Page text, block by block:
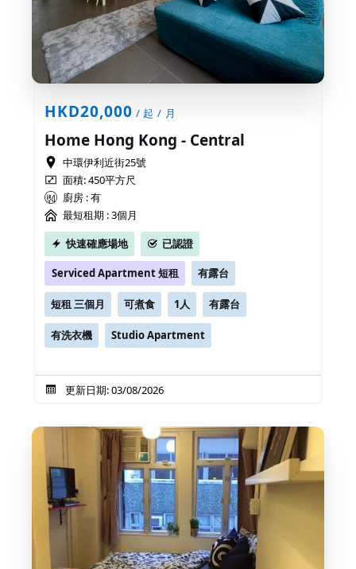
HKD20,000 / 起 / 月
Home Hong Kong - Central
中環伊利近街25號
面積: 450平方尺
廚房 : 有
最短租期 :3個月
快速確應場地
已認證
Serviced Apartment 短租 有露台
短租 三個月 可煮食 1人 有露台
有洗衣機 Studio Apartment
更新日期: 03/08/2026